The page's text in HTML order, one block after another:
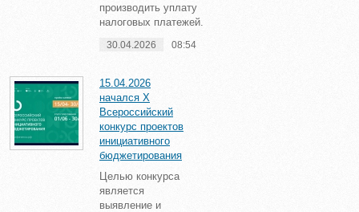
производить уплату
налоговых платежей.
30.04.2026 08:54
15.04.2026
начался X
Всероссийский
конкурс проектов
инициативного
бюджетирования
Целью конкурса
является
выявление и